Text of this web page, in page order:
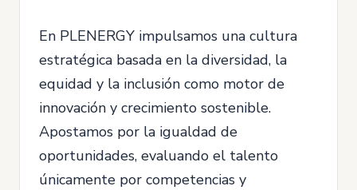
En PLENERGY impulsamos una cultura
estratégica basada en la diversidad, la
equidad y la inclusión como motor de
innovación y crecimiento sostenible.
Apostamos por la igualdad de
oportunidades, evaluando el talento
únicamente por competencias y